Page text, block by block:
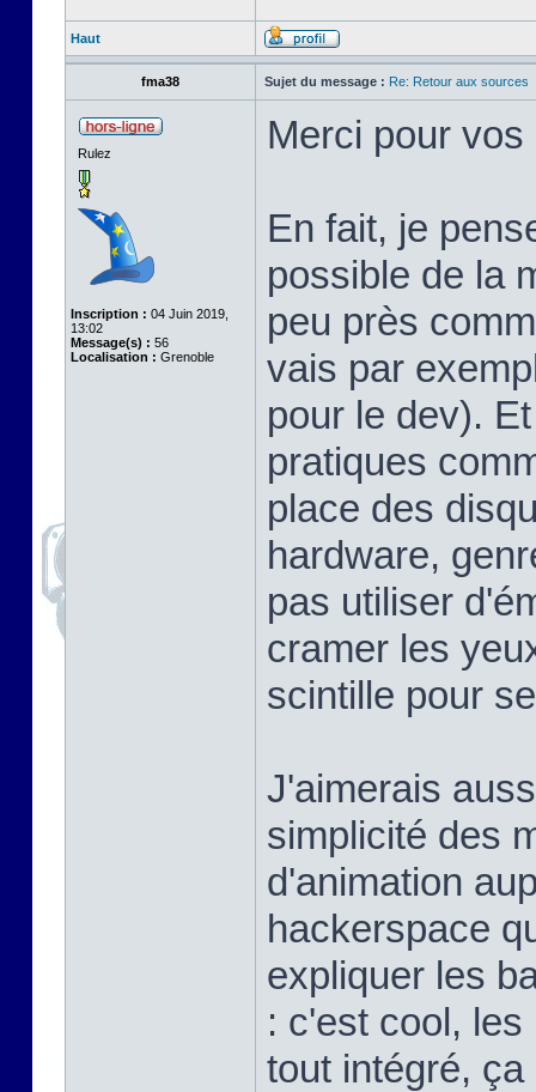
Haut
fma38 Sujet du message : Re: Retour aux sources
Rulez
Inscription : 04 Juin 2019,
13:02
Message(s) : 56
Localisation : Grenoble
Merci pour
En fait, je
possible de la
peu près
vais par
pour le dev).
pratiques
place des
hardware,
pas utiliser
cramer les
scintille pour
J'aimerais
simplicité des
d'animation
hackerspace
expliquer les
: c'est cool,
tout intégré,